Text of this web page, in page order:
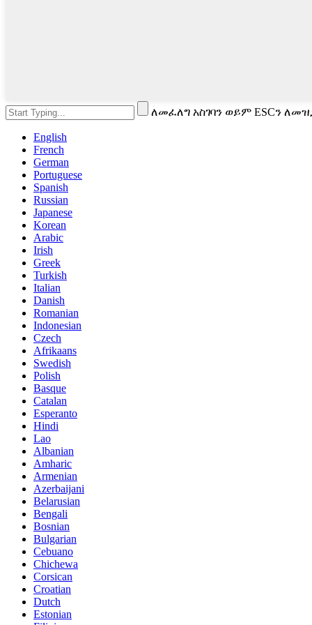
ለመፈለግ አስገባን ወይም ESCን
English
French
German
Portuguese
Spanish
Russian
Japanese
Korean
Arabic
Irish
Greek
Turkish
Italian
Danish
Romanian
Indonesian
Czech
Afrikaans
Swedish
Polish
Basque
Catalan
Esperanto
Hindi
Lao
Albanian
Amharic
Armenian
Azerbaijani
Belarusian
Bengali
Bosnian
Bulgarian
Cebuano
Chichewa
Corsican
Croatian
Dutch
Estonian